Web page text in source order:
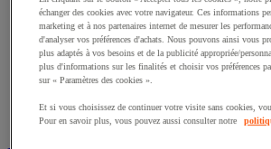
Papier de protection
Cornière, coin et gaine de protection
Coussin de calage
Film à bulles et film mousse
Sachet plastique
Couverture de déménagement
Particulaire de calage
échanger des cookies avec votre navigateur. Ces informations
marketing et à nos partenaires internet de mesurer les
d'analyser vos préférences d'achats. Nous pouvons ainsi vous
plus adaptés à vos besoins et de la publicité appropriée/
plus d'informations sur les finalités et choisir vos préférences
sur « Paramètres des cookies ».
Et si vous choisissez de continuer votre visite sans cookies,
Pour en savoir plus, vous pouvez aussi consulter notre